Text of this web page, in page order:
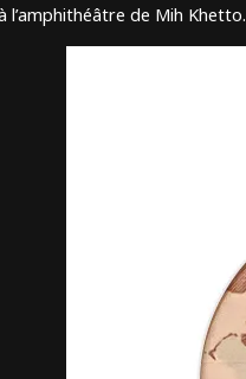
l’amphithéâtre de Mih Khetto.